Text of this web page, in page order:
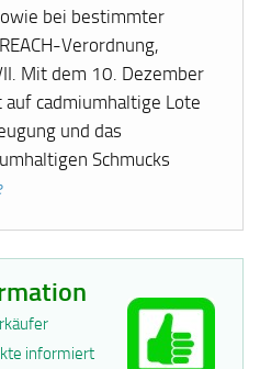
bei bestimmter
Verordnung,
Mit dem 10. Dezember
cadmiumhaltige Lote
und das
Schmucks
informiert